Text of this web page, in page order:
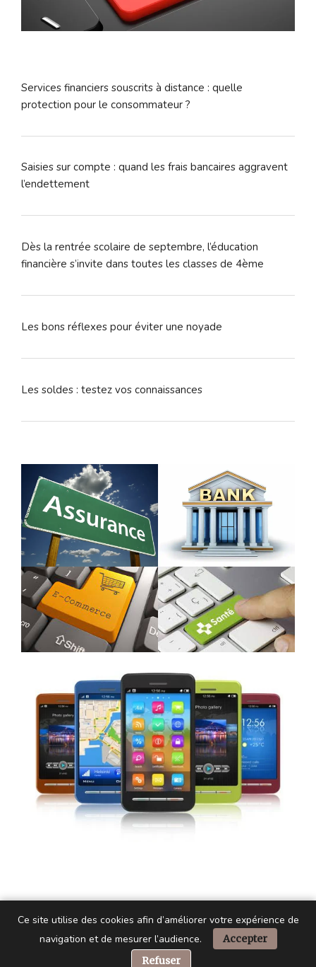
Services financiers souscrits à distance : quelle
protection pour le consommateur ?
Saisies sur compte : quand les frais bancaires aggravent
l’endettement
Dès la rentrée scolaire de septembre, l’éducation
financière s’invite dans toutes les classes de 4ème
Les bons réflexes pour éviter une noyade
Les soldes : testez vos connaissances
Ce site utilise des cookies afin d’améliorer votre expérience de
navigation et de mesurer l’audience.
Accepter
Refuser